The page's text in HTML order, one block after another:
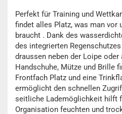
Perfekt für Training und
findet alles Platz, was man vor
braucht . Dank des
des integrierten
draussen neben der Loipe oder
Handschuhe, Mütze und Brille
Frontfach Platz und eine
ermöglicht den schnellen
seitliche Lademöglichkeit hilft
Organisation feuchten und